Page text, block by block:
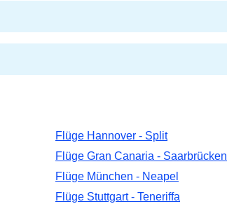
Flüge Hannover - Split
Flüge Gran Canaria - Saarbrücken
Flüge München - Neapel
Flüge Stuttgart - Teneriffa